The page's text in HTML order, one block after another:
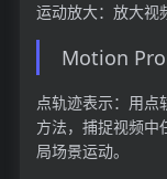
运动放大：放大视
Motion
点轨迹表示：用
方法，捕捉视频中
局场景运动。